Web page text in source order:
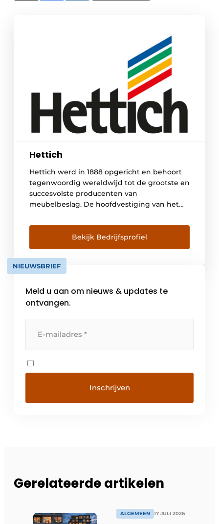
Hettich
Hettich werd in 1888 opgericht en behoort
tegenwoordig wereldwijd tot de grootste en
succesvolste producenten van
meubelbeslag. De hoofdvestiging van het
meubelcentrum van Oost-Westfalen. Some
8,200 members of staff work together to
provide our future proof solutions in over 100
countries. Geschiedenis van het
bedrijfHettich kan terugkijken op een […]
Bekijk Bedrijfsprofiel
NIEUWSBRIEF
Meld u aan om nieuws & updates te
ontvangen.
Gerelateerde artikelen
ALGEMEEN 17 JULI 2026